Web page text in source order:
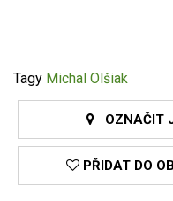
Tagy Michal Olšiak
OZNAČIT
PŘIDAT DO